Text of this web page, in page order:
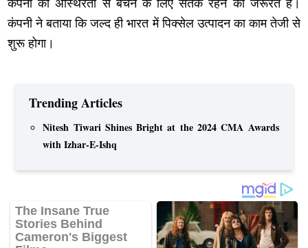
कंपनी को अस्थिरता से बचने के लिए सतर्क रहने की जरूरत है।
कंपनी ने बताया कि जल्द ही भारत में पिक्सेल उत्पादन का काम तेजी से
शुरू होगा।
Trending Articles
Nitesh Tiwari Shines Bright at the 2024 CMA Awards
with Izhar-E-Ishq